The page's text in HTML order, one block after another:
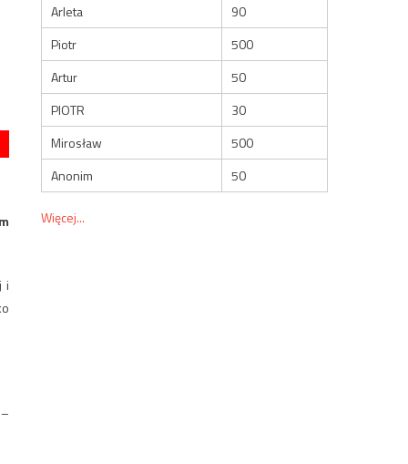
i
Arleta
90
Piotr
500
Artur
50
PIOTR
30
Mirosław
500
Anonim
50
Więcej...